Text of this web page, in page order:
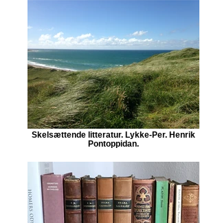
Skelsættende litteratur. Lykke-Per. Henrik
Pontoppidan.